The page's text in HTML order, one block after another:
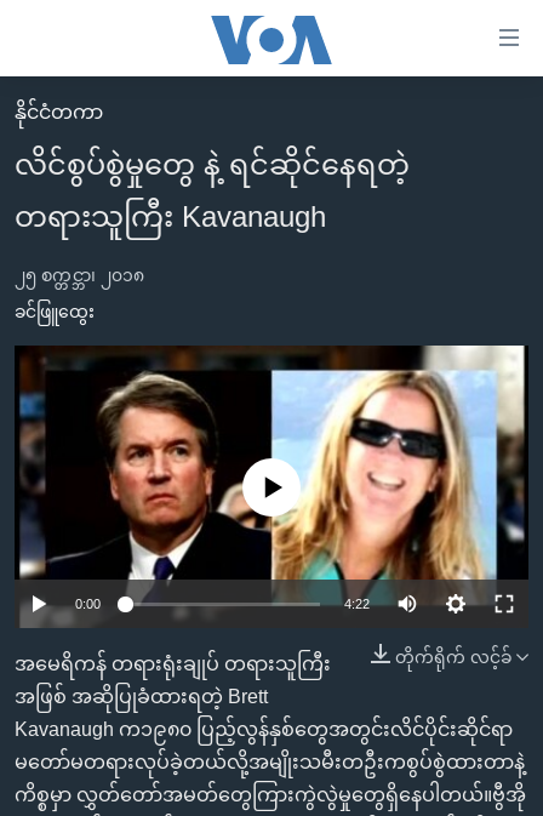
လွယ်ကူ
စေ
များ
ပင်မ
အကြောင်းအရာ
ကျော်
ကြည့်
ရန်
ပင်မ
ညွန်း
စာမျက်နှာ
ကျော်
ကြည့်
ရှာဖွေ
မူလစာမျက်နှာ
မြန်မာ
ကမ္ဘာ့သတင်းများ
အမေရိကန်
တရုတ်
အစ္စရေး-ပါလက်စတိုင်း
သတင်းလွတ်လပ်ခွင့်
ရပ်ဝန်းတခု လမ်းတခု အလွန်
အင်္ဂလိပ်စာလေ့လာမယ်
အမေရိကန်သုံးအီဒီယံ
မကြေးမုံရဲ့ အင်္ဂလိပ်စာ
ရုပ်ရှင်ထဲက အင်္ဂလိပ်စာ
သုတပဒေသာ အင်္ဂလိပ်စာ
အပတ်စဉ်ကဏ္ဍများ
ရေဒီယို
ရေဒီယိုနှင့်ရုပ်သံ အချက်အလက်များ
ရေဒီယို/တီဗွီအစီအစဉ်
Learning English
ဗွီအိုအေ လူမှုကွန်ယက်များ
ဘာသာစကားများ
နိုင်ငံတကာ
လိင်စွပ်စွဲမှုတွေ နဲ့ ရင်ဆိုင်နေရတဲ့
တရားသူကြီး Kavanaugh
၂၅ စက္တင္ဘာ၊ ၂၀၁၈
ခင်ဖြူထွေး
No media source currently available
0:00 4:22
တိုက်ရိုက် လင့်ခ်
အမေရိကန် တရားရုံးချုပ် တရားသူကြီး
အဖြစ် အဆိုပြုခံထားရတဲ့ Brett
Kavanaugh က၁၉၈၀ ပြည့်လွန်နှစ်တွေအတွင်းလိင်ပိုင်းဆိုင်ရာ
မတော်မတရားလုပ်ခဲ့တယ်လို့အမျိုးသမီးတဦးကစွပ်စွဲထားတာနဲ့
ကိစ္စမှာ လွှတ်တော်အမတ်တွေကြားကွဲလွဲမှုတွေရှိနေပါတယ်။ဗွီအို